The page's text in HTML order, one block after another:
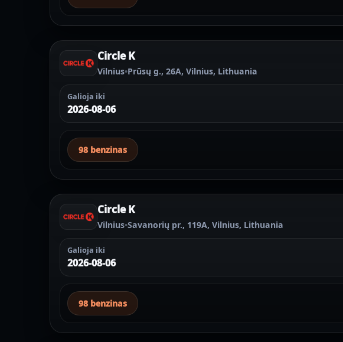
Circle K
Vilnius•Prūsų g., 26A, Vilnius, Lithuania
Galioja iki
2026-08-06
98 benzinas
Circle K
Vilnius•Savanorių pr., 119A, Vilnius, Lithuania
Galioja iki
2026-08-06
98 benzinas